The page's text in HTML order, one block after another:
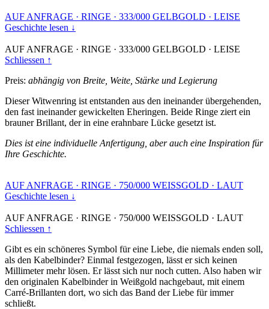
AUF ANFRAGE · RINGE · 333/000 GELBGOLD · LEISE
Geschichte lesen ↓
AUF ANFRAGE · RINGE · 333/000 GELBGOLD · LEISE
Schliessen ↑
Preis: abhängig von Breite, Weite, Stärke und Legierung
Dieser Witwenring ist entstanden aus den ineinander übergehenden,
den fast ineinander gewickelten Eheringen. Beide Ringe ziert ein
brauner Brillant, der in eine erahnbare Lücke gesetzt ist.
Dies ist eine individuelle Anfertigung, aber auch eine Inspiration für
Ihre Geschichte.
AUF ANFRAGE · RINGE · 750/000 WEISSGOLD · LAUT
Geschichte lesen ↓
AUF ANFRAGE · RINGE · 750/000 WEISSGOLD · LAUT
Schliessen ↑
Gibt es ein schöneres Symbol für eine Liebe, die niemals enden soll,
als den Kabelbinder? Einmal festgezogen, lässt er sich keinen
Millimeter mehr lösen. Er lässt sich nur noch cutten. Also haben wir
den originalen Kabelbinder in Weißgold nachgebaut, mit einem
Carré-Brillanten dort, wo sich das Band der Liebe für immer
schließt.